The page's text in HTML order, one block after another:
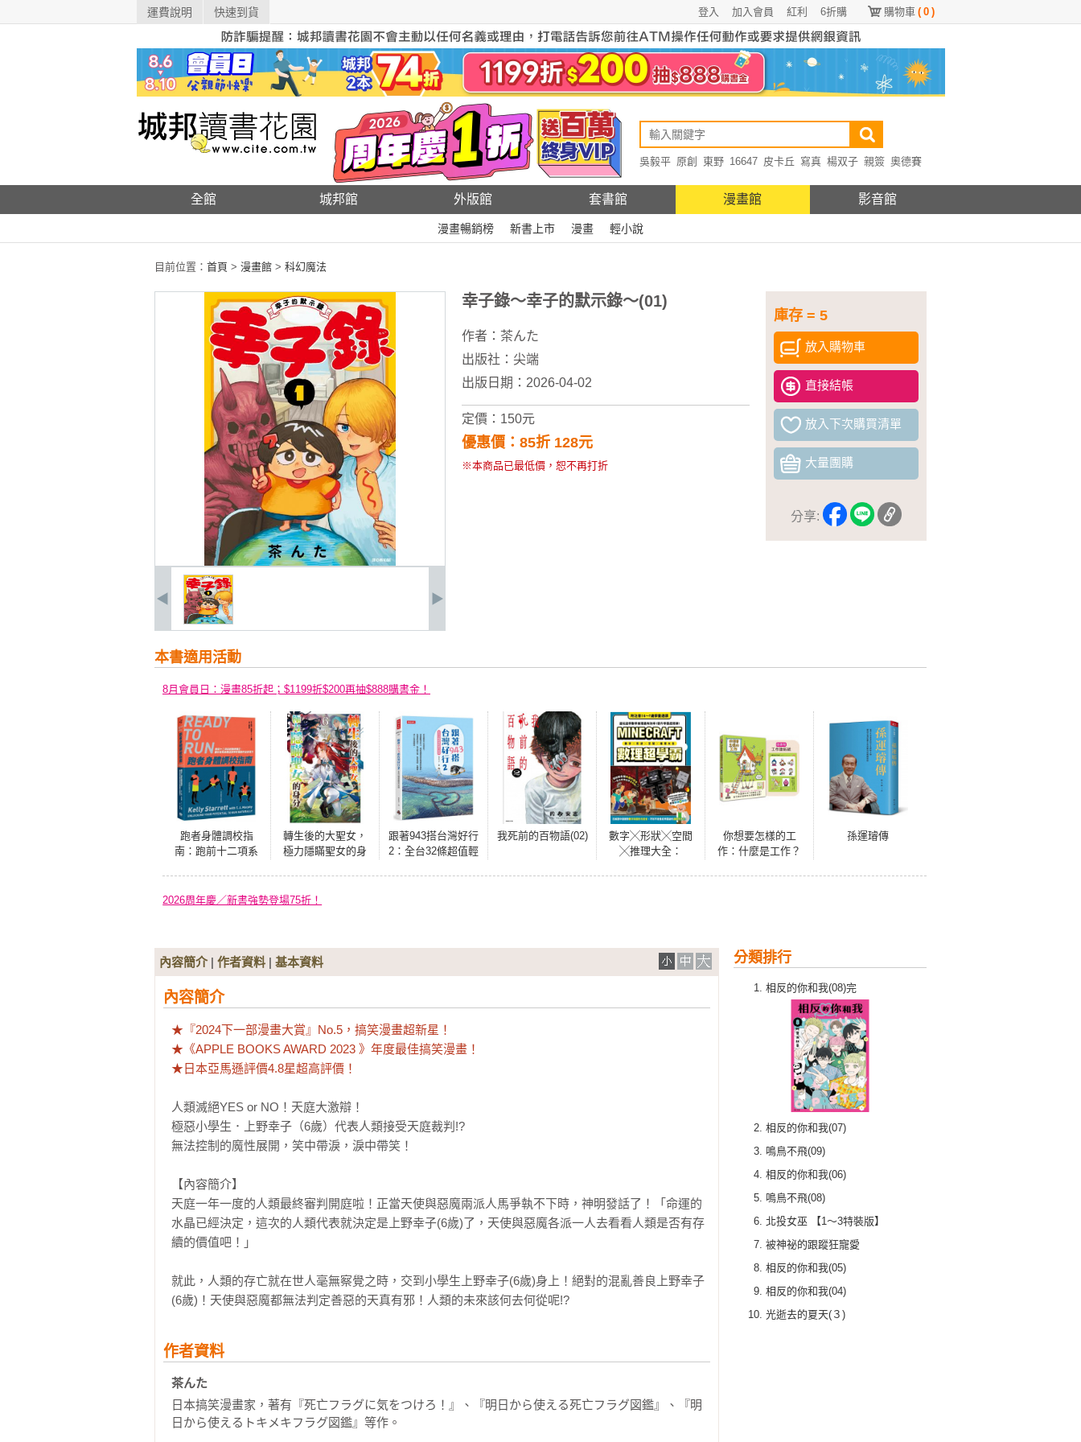
運費說明 快速到貨 購物車 ( 0 )
6折購
紅利
加入會員
登入
吳毅平 原創 東野 16647 皮卡丘 寫真 楊双子 親簽 奧德賽
全館 城邦館 外版館 套書館 漫畫館 影音館
漫畫暢銷榜 新書上市 漫畫 輕小說
目前位置： 首頁 > 漫畫館 > 科幻魔法
庫存 = 5
放入購物車
直接結帳
放入下次購買清單
大量團購
分享:
幸子錄〜幸子的默示錄〜(01)
作者： 茶んた
出版社： 尖端
出版日期：2026-04-02
定價：150元
優惠價：85折 128元
※本商品已最低價，恕不再打折
本書適用活動
8月會員日：漫畫85折起；$1199折$200再抽$888購書金！
跑者身體調校指
南：跑前十二項系
機器的全部潛力
轉生後的大聖女，
極力隱瞞聖女的身
跟著943搭台灣好行
2：全台32條超值輕
我死前的百物語(02)
數字╳形狀╳空間
╳推理大全：
你想要怎樣的工
作：什麼是工作？
孫運璿傳
2026周年慶／新書強勢登場75折！
分類排行
相反的你和我(08)完
相反的你和我(07)
鳴鳥不飛(09)
相反的你和我(06)
鳴鳥不飛(08)
北投女巫 【1～3特裝版】
被神祕的跟蹤狂寵愛
相反的你和我(05)
相反的你和我(04)
光逝去的夏天(３)
內容簡介| 作者資料 | 基本資料
內容簡介
★『2024下一部漫畫大賞』No.5，搞笑漫畫超新星！
★《APPLE BOOKS AWARD 2023 》年度最佳搞笑漫畫！
★日本亞馬遜評價4.8星超高評價！
人類滅絕YES or NO！天庭大激辯！
極惡小學生．上野幸子（6歲）代表人類接受天庭裁判!?
無法控制的魔性展開，笑中帶淚，淚中帶笑！
【內容簡介】
天庭一年一度的人類最終審判開庭啦！正當天使與惡魔兩派人馬爭執不下時，神明發話了！「命運的
水晶已經決定，這次的人類代表就決定是上野幸子(6歲)了，天使與惡魔各派一人去看看人類是否有存
續的價值吧！」
就此，人類的存亡就在世人毫無察覺之時，交到小學生上野幸子(6歲)身上！絕對的混亂善良上野幸子
(6歲)！天使與惡魔都無法判定善惡的天真有邪！人類的未來該何去何從呢!?
作者資料
茶んた
日本搞笑漫畫家，著有『死亡フラグに気をつけろ！』、『明日から使える死亡フラグ図鑑』、『明
日から使えるトキメキフラグ図鑑』等作。